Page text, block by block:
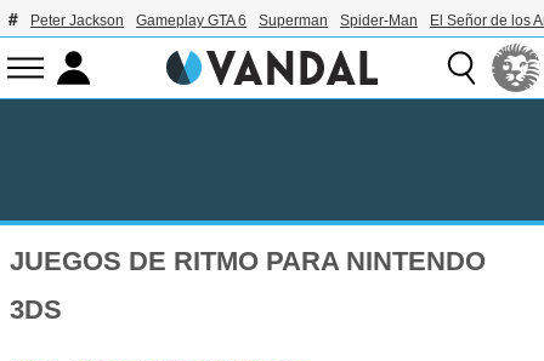
Peter Jackson Gameplay GTA 6 Superman Spider-Man El Señor de los
JUEGOS DE RITMO PARA NINTENDO
3DS